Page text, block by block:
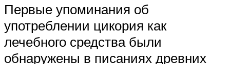
Первые упоминания об
употреблении цикория как
лечебного средства были
обнаружены в писаниях древних